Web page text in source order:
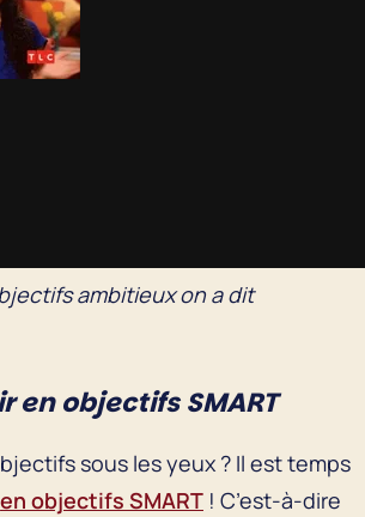
ambitieux on a dit
en objectifs SMART
sous les yeux ? Il est temps
en objectifs SMART ! C’est-à-dire